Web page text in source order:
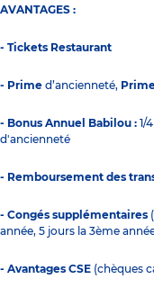
AVANTAGES :
- Tickets Restaurant
- Prime d’ancienneté,
- Bonus Annuel Babilou : 1/
d'ancienneté
- Remboursement des
- Congés supplémentaires
année, 5 jours la 3ème
- Avantages CSE (chèques